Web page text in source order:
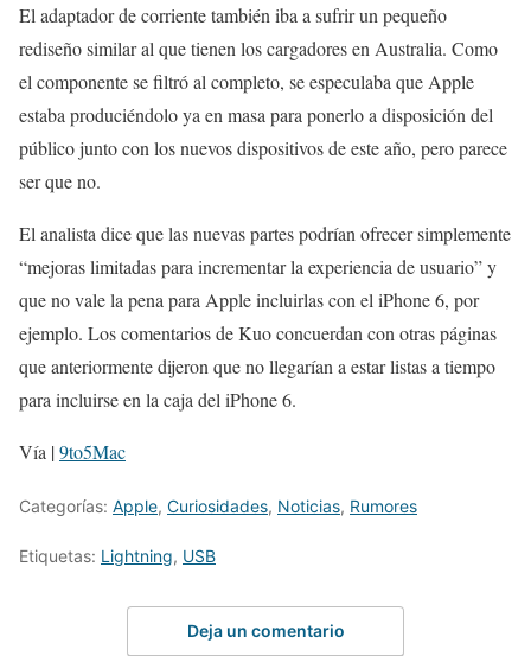
El adaptador de corriente también iba a sufrir un pequeño
rediseño similar al que tienen los cargadores en Australia. Como
el componente se filtró al completo, se especulaba que Apple
estaba produciéndolo ya en masa para ponerlo a disposición del
público junto con los nuevos dispositivos de este año, pero parece
ser que no.
El analista dice que las nuevas partes podrían ofrecer simplemente
“mejoras limitadas para incrementar la experiencia de usuario” y
que no vale la pena para Apple incluirlas con el iPhone 6, por
ejemplo. Los comentarios de Kuo concuerdan con otras páginas
que anteriormente dijeron que no llegarían a estar listas a tiempo
para incluirse en la caja del iPhone 6.
Vía |9to5Mac
Categorías: Apple, Curiosidades, Noticias, Rumores
Etiquetas: Lightning, USB
Deja un comentario